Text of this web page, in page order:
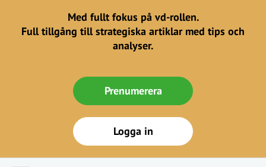
Med fullt fokus på vd-rollen.
Full tillgång till strategiska artiklar med tips och
analyser.
Prenumerera
Logga in